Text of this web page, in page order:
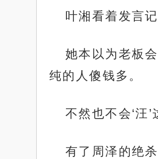
叶湘看着发言
她本以为老板
纯的人傻钱多。
不然也不会‘汪’
有了周泽的绝